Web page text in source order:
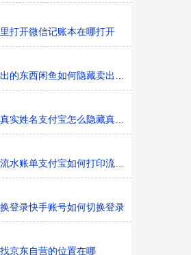
打开微信记账本在哪打开
的东西闲鱼如何隐藏卖出的东西
实姓名支付宝怎么隐藏真实姓名
水账单支付宝如何打印流水账单
登录快手账号如何切换登录
京东自营的位置在哪